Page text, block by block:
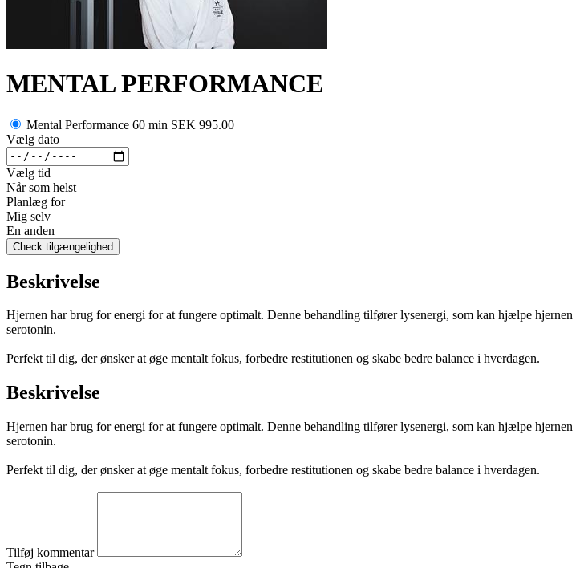
MENTAL PERFORMANCE
Mental Performance 60 min SEK 995.00
Vælg dato
Vælg tid
Når som helst
Planlæg for
Mig selv
En anden
Check tilgængelighed
Beskrivelse
Hjernen har brug for energi for at fungere optimalt. Denne behandling tilfører lysenergi, som kan hjælpe
serotonin.
Perfekt til dig, der ønsker at øge mentalt fokus, forbedre restitutionen og skabe bedre balance i hverdagen.
Beskrivelse
Hjernen har brug for energi for at fungere optimalt. Denne behandling tilfører lysenergi, som kan hjælpe
serotonin.
Perfekt til dig, der ønsker at øge mentalt fokus, forbedre restitutionen og skabe bedre balance i hverdagen.
Tilføj kommentar